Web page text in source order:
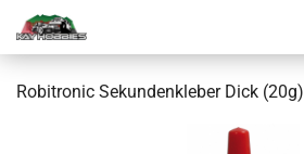
Robitronic Sekundenkleber Dick (20g)